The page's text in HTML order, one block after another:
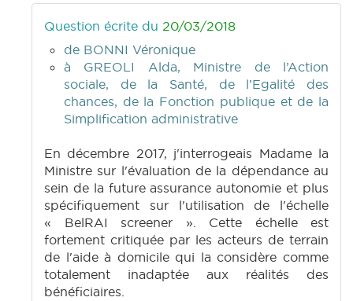
Question écrite du 20/03/2018
de BONNI Véronique
à GREOLI Alda, Ministre de l’Action
sociale, de la Santé, de l’Egalité des
chances, de la Fonction publique et de la
Simplification administrative
En décembre 2017, j'interrogeais Madame la
Ministre sur l'évaluation de la dépendance au
sein de la future assurance autonomie et plus
spécifiquement sur l'utilisation de l'échelle
« BelRAI screener ». Cette échelle est
fortement critiquée par les acteurs de terrain
de l'aide à domicile qui la considère comme
totalement inadaptée aux réalités des
bénéficiaires.